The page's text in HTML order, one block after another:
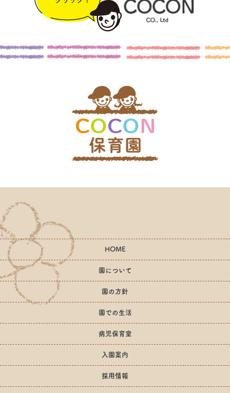
HOME
園について
園の方針
園での生活
病児保育室
入園案内
採用情報